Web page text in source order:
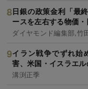
日銀の政策金利「最
ースを左右する物価
ダイヤモンド編集部,竹
イラン戦争でずれ始
害、米国・イスラエ
溝渕正季